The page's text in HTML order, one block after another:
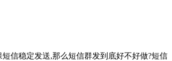
信稳定发送,那么短信群发到底好不好做?短信